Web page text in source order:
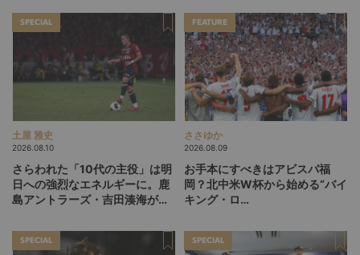
SPECIAL
土屋 雅史
2026.08.10
さらわれた「10代の主役」は明
日への強烈なエネルギーに。鹿
島アントラーズ・吉田湊海が足
トステージ」
FEATURE
ささゆか
2026.08.09
お手本にすべきはアビスパ福
岡？北中米W杯から始める“バイ
キング・ロ
探す旅
SPECIAL SPECIAL